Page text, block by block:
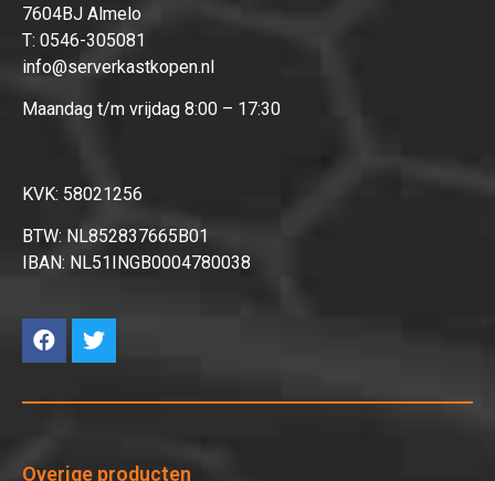
7604BJ Almelo
T: 0546-305081
info@serverkastkopen.nl
Maandag t/m vrijdag 8:00 – 17:30
KVK: 58021256
BTW: NL852837665B01
IBAN: NL51INGB0004780038
Overige producten